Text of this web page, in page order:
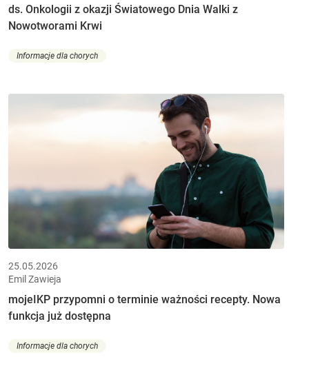
ds. Onkologii z okazji Światowego Dnia Walki z
Nowotworami Krwi
Informacje dla chorych
25.05.2026
Emil Zawieja
mojeIKP przypomni o terminie ważności recepty. Nowa
funkcja już dostępna
Informacje dla chorych